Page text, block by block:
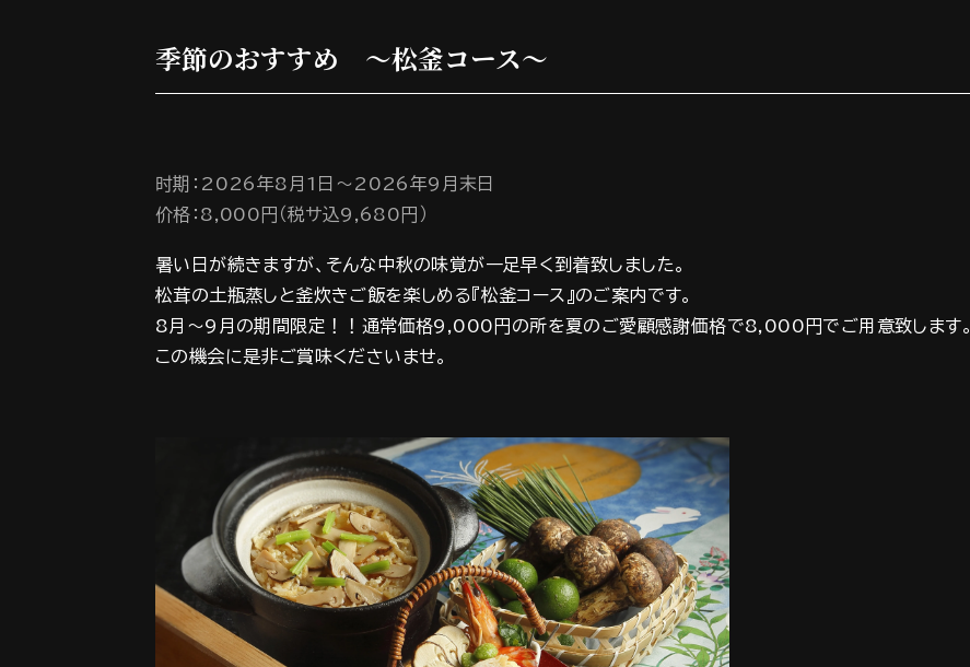
季節のおすすめ ～松釜コース～
时期：2026年8月1日～2026年9月末日
价格：8,000円（税サ込9,680円）
暑い日が続きますが、そんな中秋の味覚が一足早く到着致しました。
松茸の土瓶蒸しと釜炊きご飯を楽しめる『松釜コース』のご案内です。
8月～9月の期間限定！！通常価格9,000円の所を夏のご愛顧感謝価格で8,000円でご用意致します。
この機会に是非ご賞味くださいませ。